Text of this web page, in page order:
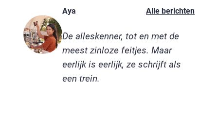
Aya Alle berichten
De alleskenner, tot en met de
meest zinloze feitjes. Maar
eerlijk is eerlijk, ze schrijft als
een trein.